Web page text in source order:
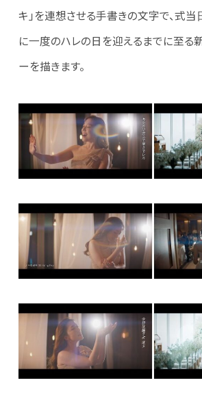
キ」を連想させる手書きの文字で、式当
に一度のハレの日を迎えるまでに至る
ーを描きます。